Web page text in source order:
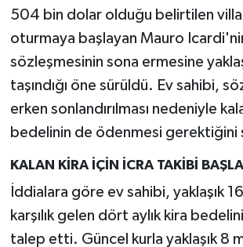
504 bin dolar olduğu belirtilen
oturmaya başlayan Mauro
sözleşmesinin sona ermesine
taşındığı öne sürüldü. Ev sahibi,
erken sonlandırılması nedeniyle
bedelinin de ödenmesi gerektiğini
KALAN KİRA İÇİN İCRA TAKİBİ
İddialara göre ev sahibi, yaklaşık
karşılık gelen dört aylık kira
talep etti. Güncel kurla yaklaşık 8